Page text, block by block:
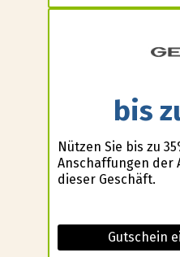
bis
Nützen Sie bis zu
Anschaffungen der
dieser Geschäft.
Gutschein